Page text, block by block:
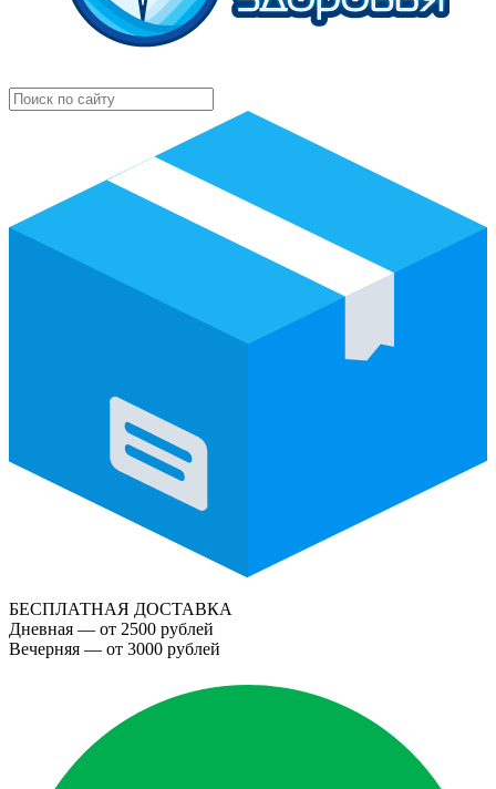
БЕСПЛАТНАЯ ДОСТАВКА
Дневная — от 2500 рублей
Вечерняя — от 3000 рублей